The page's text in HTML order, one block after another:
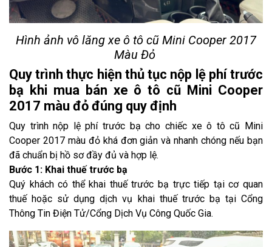
Hình ảnh vô lăng xe ô tô cũ Mini Cooper 2017
Màu Đỏ
Quy trình thực hiện thủ tục nộp lệ phí trước
bạ khi mua bán xe ô tô cũ Mini Cooper
2017 màu đỏ đúng quy định
Quy trình nộp lệ phí trước bạ cho chiếc xe ô tô cũ Mini
Cooper 2017 màu đỏ khá đơn giản và nhanh chóng nếu bạn
đã chuẩn bị hồ sơ đầy đủ và hợp lệ.
Bước 1: Khai thuế trước bạ
Quý khách có thể khai thuế trước bạ trực tiếp tại cơ quan
thuế hoặc sử dụng dịch vụ khai thuế trước bạ tại Cổng
Thông Tin Điện Tử/Cổng Dịch Vụ Công Quốc Gia.